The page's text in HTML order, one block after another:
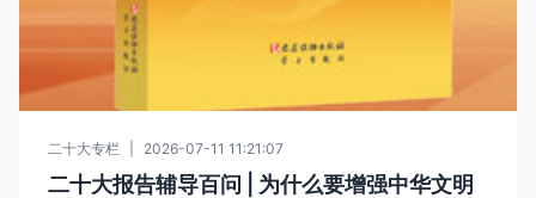
二十大专栏 2026-07-11 11:21:07
二十大报告辅导百问 | 为什么要增强中华文明